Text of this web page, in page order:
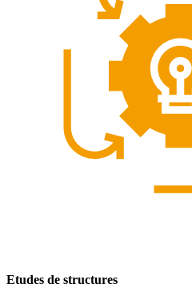
Etudes de structures